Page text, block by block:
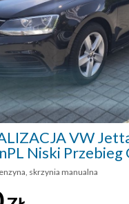
VW
Niski Przebieg
skrzynia manualna